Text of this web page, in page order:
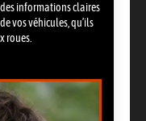
informations claires
vos véhicules, qu’ils
roues.